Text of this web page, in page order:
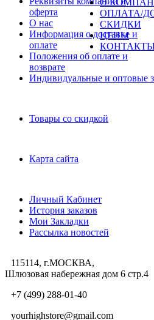
ОПЛАТА/
СКИДКИ
ЦЕНЫ
оферта
О нас
Информация о доставке и
оплате
Положения об оплате и
возврате
Индивидуальные и оптовые
Товары со скидкой
Карта сайта
Личный Кабинет
История заказов
Мои Закладки
Рассылка новостей
115114, г.МОСКВА,
Шлюзовая набережная дом 6 стр.4
+7 (499) 288-01-40
yourhighstore@gmail.com